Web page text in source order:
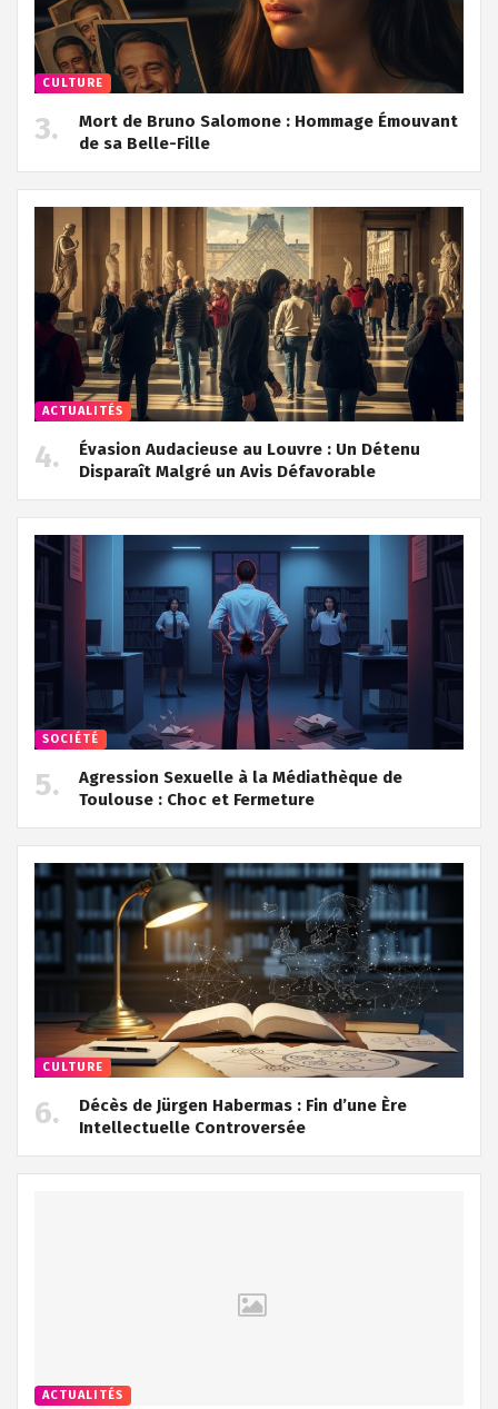
CULTURE
Mort de Bruno Salomone : Hommage Émouvant
de sa Belle-Fille
ACTUALITÉS
Évasion Audacieuse au Louvre : Un Détenu
Disparaît Malgré un Avis Défavorable
SOCIÉTÉ
Agression Sexuelle à la Médiathèque de
Toulouse : Choc et Fermeture
CULTURE
Décès de Jürgen Habermas : Fin d’une Ère
Intellectuelle Controversée
ACTUALITÉS